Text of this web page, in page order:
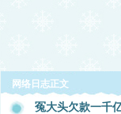
网络日志正文
冤大头欠款一千